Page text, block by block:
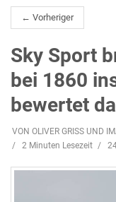
← Vorheriger
Sky Sport
bei 1860
bewertet
VON OLIVER GRISS UND
2 Minuten Lesezeit